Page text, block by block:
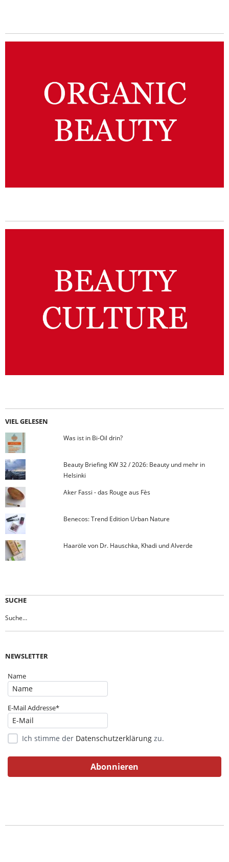
VIEL GELESEN
Was ist in Bi-Oil drin?
Beauty Briefing KW 32 / 2026: Beauty und mehr in
Helsinki
Aker Fassi - das Rouge aus Fès
Benecos: Trend Edition Urban Nature
Haaröle von Dr. Hauschka, Khadi und Alverde
SUCHE
NEWSLETTER
Name
E-Mail Addresse*
Ich stimme der Datenschutzerklärung zu.